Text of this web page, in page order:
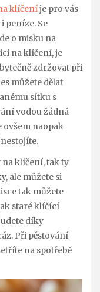
klíčeníje pro vás
peníze. Se
o misku na
na klíčení, je
zdržovat při
můžete dělat
sítku s
vodou žádná
ovšem naopak
klíčení, tak ty
ale můžete si
tak můžete
staré klíčící
díky
Při pěstování
na spotřebě